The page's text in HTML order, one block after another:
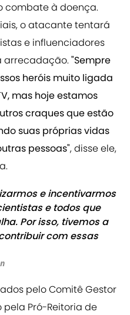
combate à doença.
o atacante tentará
e influenciadores
arrecadação."Sempre
heróis muito ligada
mas hoje estamos
craques que estão
suas próprias vidas
pessoas", disse ele,
e incentivarmos
e todos que
Por isso, tivemos a
com essas
pelo Comitê Gestor
Pró-Reitoria de